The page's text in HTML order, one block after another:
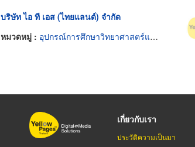
บริษัท ไอ ที เอส (ไทยแลนด์) จำกัด
หมวดหมู่ : อุปกรณ์การศึกษาวิทยาศาสตร์และห้องทดลอง
เกี่ยวกับเรา
ประวัติความเป็นมา